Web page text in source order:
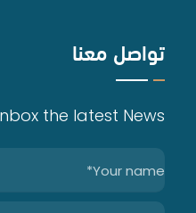
حقوق الملكية الفكرية
الخدمات الصناعية
التحكيم
تواصل معنا
the latest News